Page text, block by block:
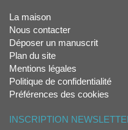
La maison
Nous contacter
Déposer un manuscrit
Plan du site
Mentions légales
Politique de confidentialité
Préférences des cookies
INSCRIPTION